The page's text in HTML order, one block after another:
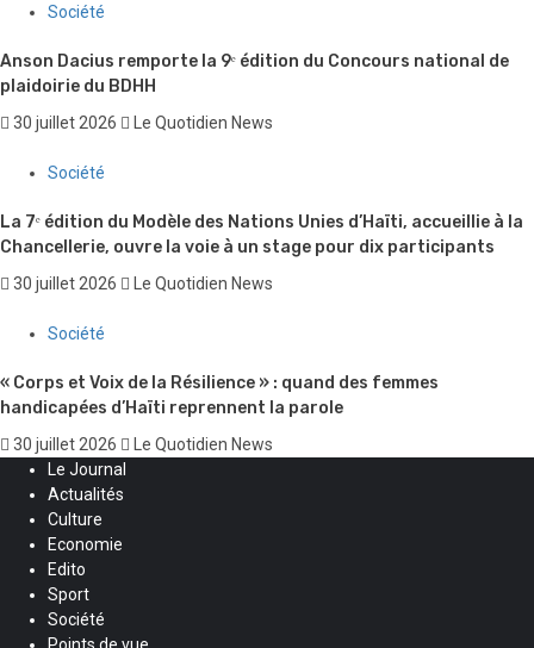
Société
Anson Dacius remporte la 9ᵉ édition du Concours national de
plaidoirie du BDHH
30 juillet 2026 Le Quotidien News
Société
La 7ᵉ édition du Modèle des Nations Unies d’Haïti, accueillie à la
Chancellerie, ouvre la voie à un stage pour dix participants
30 juillet 2026 Le Quotidien News
Société
« Corps et Voix de la Résilience » : quand des femmes
handicapées d’Haïti reprennent la parole
30 juillet 2026
Le Quotidien News
Le Journal
Actualités
Culture
Economie
Edito
Sport
Société
Points de vue